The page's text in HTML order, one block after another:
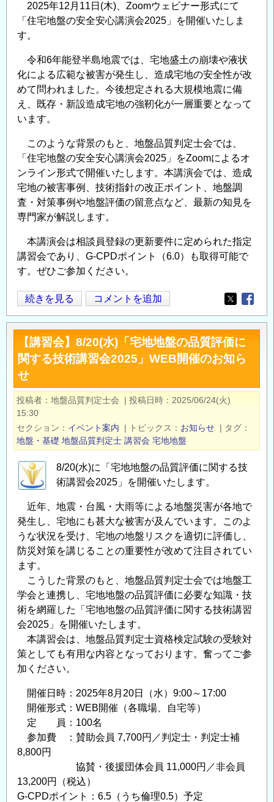
2025年12月11日(木)、Zoomウェビナー形式にて
「住宅地盤の安全安心講演会2025」を開催いたしま
す。
令和6年能登半島地震では、宅地盛土の崩壊や液状
化による広範な被害が発生し、造成宅地の安全性が改
めて問われました。今後想定される大規模地震に備
え、既存・新設造成宅地の強靭化が一層重要となって
います。
このような背景のもと、地盤品質判定士会では、
「住宅地盤の安全安心講演会2025」をZoomによるオ
ンライン形式で開催いたします。本講演会では、造成
宅地の被害事例、技術指針の改正ポイント、地盤調
査・対策事例や地盤評価の留意点など、最新の知見を
専門家が解説します。
本講演会は相談員登録の更新要件に定められた指定
講習会であり、G-CPDポイント（6.0）も取得可能で
す。ぜひご参加ください。
12/11(木)
開
催
「住
宅
地
盤
の
全
安
心
講
会
2025
」
の
お
知
ら
せ
の
続きを見る コメントを追加
Opens in
【講習会】8/20(水)「宅地地盤の品質評価に
関する技術講習会2025」WEB開催のお知ら
せ
投稿者 地盤品質判定士会 | 投稿日時
2025/06/24(火)
15:30
セクション
イベント案内 | トピックス お知らせ | タグ
地盤・基礎 地盤品質判定士 講習会 宅地地盤
8/20(水)に「宅地地盤の品質評価に関する技
術講習会2025」を開催いたします。
近年、地震・台風・大雨等による地盤災害が各地で
発生し、宅地にも甚大な被害が及んでいます。このよ
うな状況を受け、宅地の地盤リスクを適切に評価し、
防災対策を講じることの重要性が改めて注目されてい
ます。
こうした背景のもと、地盤品質判定士会では地盤工
学会と連携し、宅地地盤の品質評価に必要な知識・技
術を網羅した「宅地地盤の品質評価に関する技術講習
会2025」を開催いたします。
本講習会は、地盤品質判定士資格検定試験の受験対
策としても有用な内容となっております。奮ってご参
加ください。
開催日時：2025年8月20日（水）9:00～17:00
開催形式：WEB開催（各職場、自宅等）
定 員：100名
参加費 ：賛助会員 7,700円／判定士・判定士補
8,800円
協賛・後援団体会員 11,000円／非会員
13,200円（税込）
G-CPDポイント：6.5（うち倫理0.5）予定